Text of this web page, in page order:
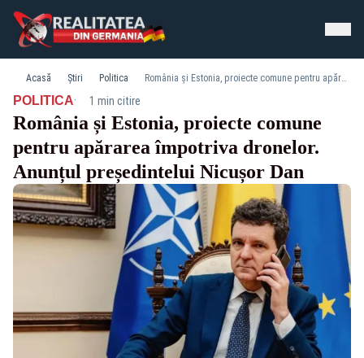
Acasă Știri Politica România și Estonia, proiecte comune pentru apărarea împotriva dronelor. Anunțul președintelui Nicușor Dan
POLITICA· 1 min citire
România și Estonia, proiecte comune
pentru apărarea împotriva dronelor.
Anunțul președintelui Nicușor Dan